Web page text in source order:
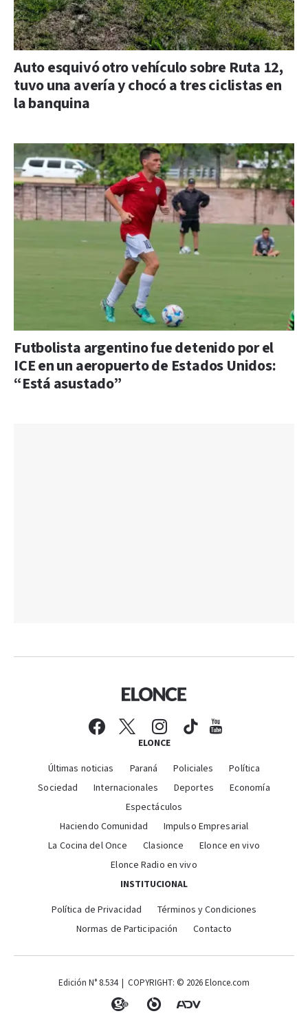
Auto esquivó otro vehículo sobre Ruta 12,
tuvo una avería y chocó a tres ciclistas en
la banquina
Futbolista argentino fue detenido por el
ICE en un aeropuerto de Estados Unidos:
“Está asustado”
ELONCE
Últimas noticias Paraná Policiales
Política
Sociedad
Internacionales Deportes
Economía
Espectáculos
Haciendo Comunidad
Impulso Empresarial
La Cocina del Once
Clasionce
Elonce en vivo
Elonce Radio en vivo
INSTITUCIONAL
Política de Privacidad
Términos y Condiciones
Normas de Participación
Contacto
Edición N° 8.534 | COPYRIGHT: © 2026 Elonce.com